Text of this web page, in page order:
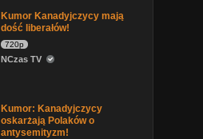
Kumor Kanadyjczycy mają
dość liberałów!
720p
NCzas TV
Kumor: Kanadyjczycy
oskarżają Polaków o
antysemityzm!